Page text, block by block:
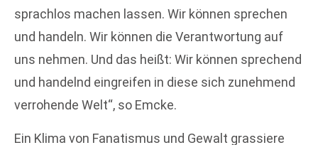
sprachlos machen lassen. Wir können sprechen
und handeln. Wir können die Verantwortung auf
uns nehmen. Und das heißt: Wir können sprechend
und handelnd eingreifen in diese sich zunehmend
verrohende Welt“, so Emcke.
Ein Klima von Fanatismus und Gewalt grassiere